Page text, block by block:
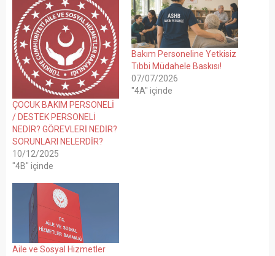
ÇOCUK BAKIM PERSONELİ
/ DESTEK PERSONELİ
NEDİR? GÖREVLERİ NEDİR?
SORUNLARI NELERDİR?
10/12/2025
"4B" içinde
Bakım Personeline Yetkisiz
Tıbbi Müdahele Baskısı!
07/07/2026
"4A" içinde
Aile ve Sosyal Hizmetler